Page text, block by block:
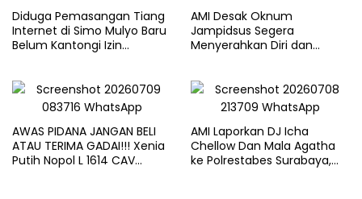
Diduga Pemasangan Tiang
Internet di Simo Mulyo Baru
Belum Kantongi Izin
AMI Desak Oknum
Jampidsus Segera
Menyerahkan Diri dan
AWAS PIDANA JANGAN BELI
ATAU TERIMA GADAI!!! Xenia
Putih Nopol L 1614 CAV
AMI Laporkan DJ Icha
Chellow Dan Mala Agatha
ke Polrestabes Surabaya,